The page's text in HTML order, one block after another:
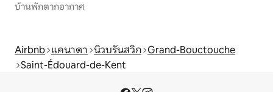
บ้านพักตากอากาศ
Airbnb แคนาดา นิวบรันสวิก Grand-Bouctouche
Saint-Édouard-de-Kent